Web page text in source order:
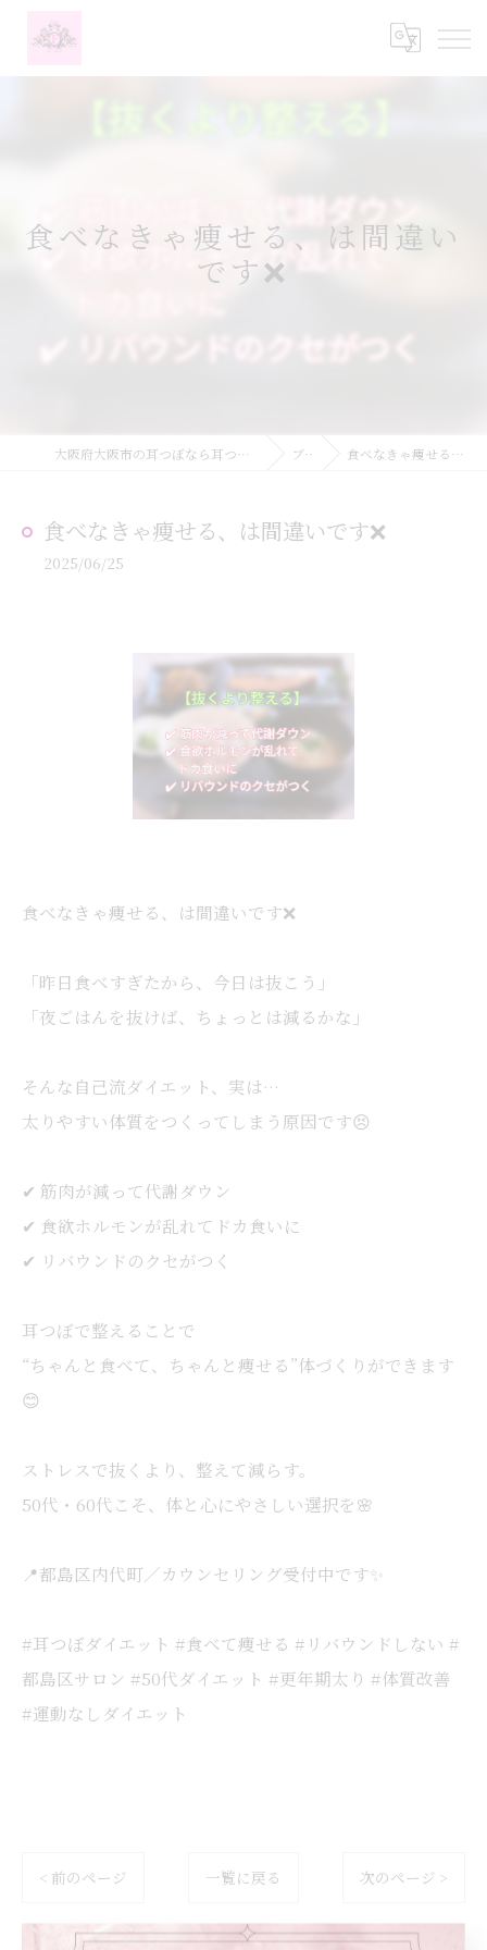
食べなきゃ痩せる、は間違い
です❌
大阪府大阪市の耳つぼなら耳つぼダイエットサロンふーみん ブログ 食べなきゃ痩せる、は間違いです❌
食べなきゃ痩せる、は間違いです❌
2025/06/25
食べなきゃ痩せる、は間違いです❌
「昨日食べすぎたから、今日は抜こう」
「夜ごはんを抜けば、ちょっとは減るかな」
そんな自己流ダイエット、実は…
太りやすい体質をつくってしまう原因です😣
✔ 筋肉が減って代謝ダウン
✔ 食欲ホルモンが乱れてドカ食いに
✔ リバウンドのクセがつく
耳つぼで整えることで
“ちゃんと食べて、ちゃんと痩せる”体づくりができます
😊
ストレスで抜くより、整えて減らす。
50代・60代こそ、体と心にやさしい選択を🌸
📍都島区内代町／カウンセリング受付中です✨
#耳つぼダイエット #食べて痩せる #リバウンドしない #
都島区サロン #50代ダイエット #更年期太り #体質改善
#運動なしダイエット
< 前のページ 一覧に戻る 次のページ >